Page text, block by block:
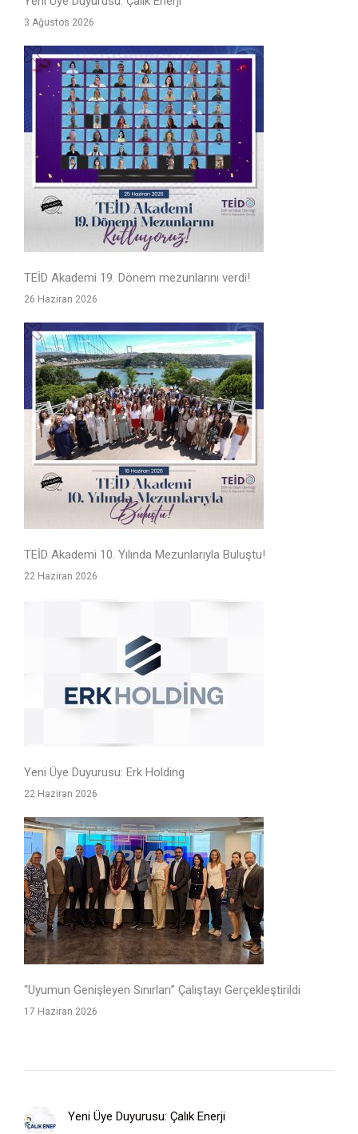
3 Ağustos 2026
TEİD Akademi 19. Dönem mezunlarını verdi!
26 Haziran 2026
TEİD Akademi 10. Yılında Mezunlarıyla Buluştu!
22 Haziran 2026
Yeni Üye Duyurusu: Erk Holding
22 Haziran 2026
“Uyumun Genişleyen Sınırları” Çalıştayı Gerçekleştirildi
17 Haziran 2026
Yeni Üye Duyurusu: Çalık Enerji